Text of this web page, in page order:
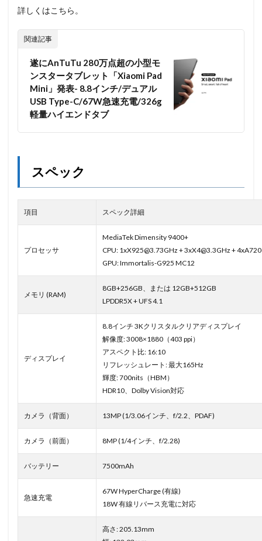
詳しくはこちら。
関連記事
遂にAnTuTu 280万点超の小型モ
ンスタータブレット「Xiaomi Pad
Mini」発表- 8.8インチ/デュアル
USB Type-C/67W急速充電/326g
軽量ハイエンドタブ
スペック
項目 スペック詳細
プロセッサ
MediaTek Dimensity 9400+
CPU: 1xX925@3.73GHz + 3xX4@3.3GHz +
GPU: Immortalis-G925 MC12
メモリ (RAM)
8GB+256GB、または 12GB+512GB
LPDDR5X + UFS 4.1
ディスプレイ
8.8インチ 3Kクリスタルクリアディスプレイ
解像度: 3008×1880（403 ppi）
アスペクト比: 16:10
リフレッシュレート: 最大165Hz
輝度: 700nits（HBM）
HDR10、Dolby Vision対応
カメラ（背面） 13MP (1/3.06インチ、f/2.2、PDAF)
カメラ（前面） 8MP (1/4インチ、f/2.28)
バッテリー 7500mAh
急速充電
67W HyperCharge (有線)
18W 有線リバース充電に対応
高さ: 205.13mm